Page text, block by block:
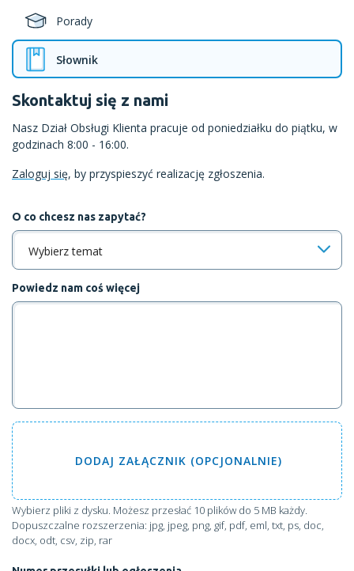
Porady
Słownik
Skontaktuj się z nami
Nasz Dział Obsługi Klienta pracuje od poniedziałku do piątku, w
godzinach 8:00 - 16:00.
Zaloguj się, by przyspieszyć realizację zgłoszenia.
O co chcesz nas zapytać?
Wybierz temat
Powiedz nam coś więcej
DODAJ ZAŁĄCZNIK (OPCJONALNIE)
Wybierz pliki z dysku. Możesz przesłać 10 plików do 5 MB każdy.
Dopuszczalne rozszerzenia: jpg, jpeg, png, gif, pdf, eml, txt, ps, doc,
docx, odt, csv, zip, rar